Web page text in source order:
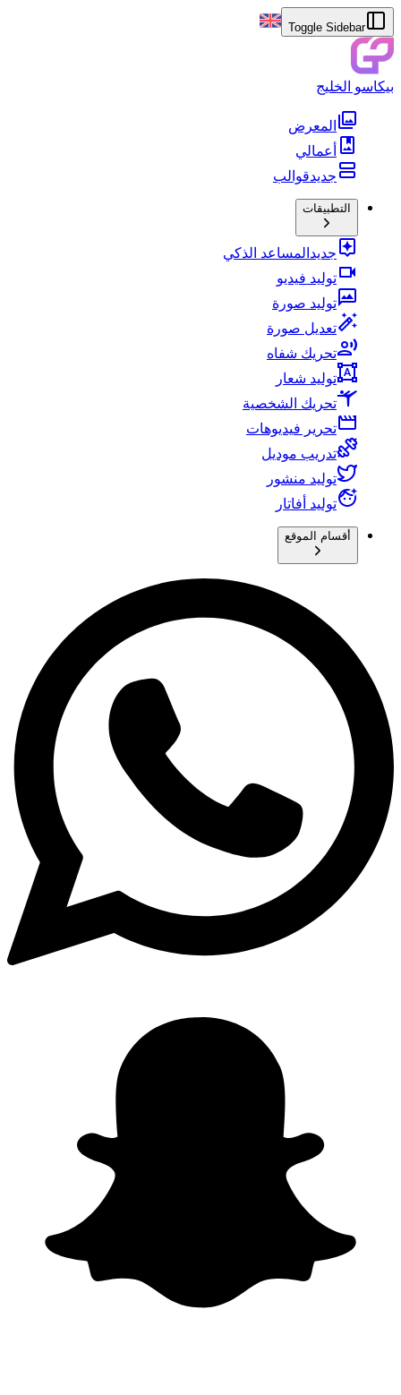
Toggle Sidebar
بيكاسو الخليج
المعرض
أعمالي
جديدقوالب
التطبيقات
جديد المساعد الذكي
توليد فيديو
توليد صورة
تعديل صورة
تحريك شفاه
توليد شعار
تحريك الشخصية
تحرير فيديوهات
تدريب موديل
توليد منشور
توليد أفاتار
أقسام الموقع